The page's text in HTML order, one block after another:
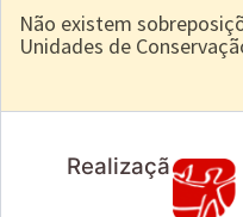
Não existem
Unidades de